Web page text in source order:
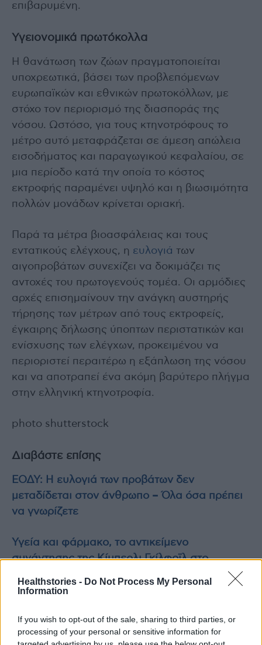
Healthstories - Do Not Process My Personal
Information
If you wish to opt-out of the sale, sharing to third parties, or
processing of your personal or sensitive information for
επιβαρυμένη.
Υγειονομικά πρωτόκολλα
Η θανάτωση των ζώων πραγματοποιείται
υποχρεωτικά, βάσει των προβλεπόμενων
ευρωπαϊκών και εθνικών πρωτοκόλλων, με
στόχο τον περιορισμό της διασποράς της
νόσου. Ωστόσο, για τους κτηνοτρόφους το
μέτρο αυτό μεταφράζεται σε άμεση απώλεια
εισοδήματος και παραγωγικού κεφαλαίου, σε
μια περίοδο κατά την οποία το κόστος
εκτροφής παραμένει υψηλό και η βιωσιμότητα
πολλών μονάδων κρίνεται οριακή.
Παρά τα μέτρα βιοασφάλειας και τους
εντατικούς ελέγχους, η ευλογιά των
αιγοπροβάτων συνεχίζει να δοκιμάζει τις
αντοχές του πρωτογενούς τομέα. Οι αρμόδιες
αρχές επισημαίνουν την ανάγκη αυστηρής
τήρησης των μέτρων από τους εκτροφείς,
έγκαιρης δήλωσης ύποπτων περιστατικών και
ενίσχυσης των ελέγχων, προκειμένου να
περιοριστεί περαιτέρω η εξάπλωση της νόσου
και να αποτραπεί ένα ακόμη βαρύτερο πλήγμα
στην ελληνική κτηνοτροφία.
photo shutterstock
Διαβάστε επίσης
ΕΟΔΥ: Η ευλογιά των προβάτων δεν
μεταδίδεται στον άνθρωπο – Όλα όσα πρέπει
να γνωρίζετε
Υγεία και φάρμακο, το αντικείμενο
συνάντησης της Κίμπερλι Γκίλφοϊλ στο
TAGS
Ευλογιά αιγοπροβάτων